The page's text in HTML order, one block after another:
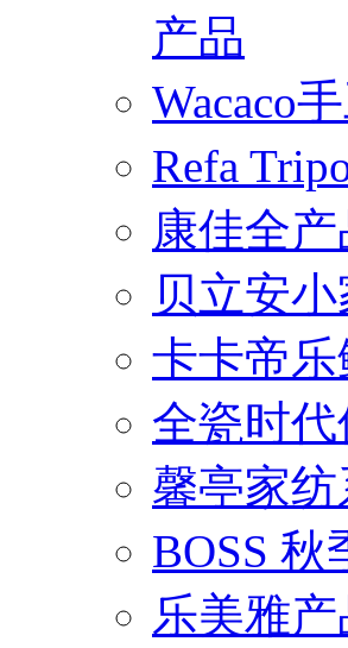
产品
Wacaco
Refa
康佳全产
贝立安
卡卡帝
全瓷时
馨亭家纺
BOSS
乐美雅产